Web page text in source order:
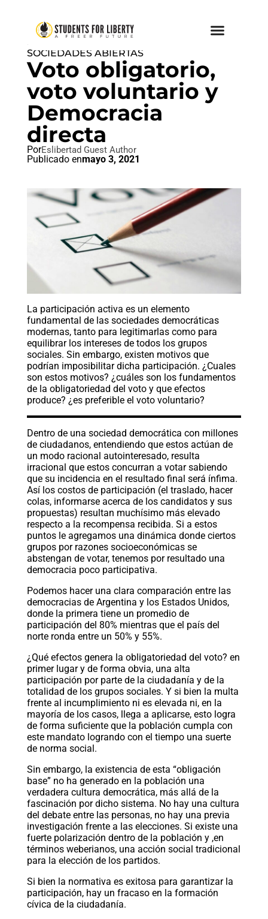
PAZ AMOR Y LIBERTAD
SOCIEDADES ABIERTAS
Voto obligatorio,
voto voluntario y
Democracia
directa
PorEslibertad Guest Author
Publicado enmayo 3, 2021
La participación activa es un elemento
fundamental de las sociedades democráticas
modernas, tanto para legitimarlas como para
equilibrar los intereses de todos los grupos
sociales. Sin embargo, existen motivos que
podrían imposibilitar dicha participación. ¿Cuales
son estos motivos? ¿cuáles son los fundamentos
de la obligatoriedad del voto y que efectos
produce? ¿es preferible el voto voluntario?
Dentro de una sociedad democrática con millones
de ciudadanos, entendiendo que estos actúan de
un modo racional autointeresado, resulta
irracional que estos concurran a votar sabiendo
que su incidencia en el resultado final será ínfima.
Así los costos de participación (el traslado, hacer
colas, informarse acerca de los candidatos y sus
propuestas) resultan muchísimo más elevado
respecto a la recompensa recibida. Si a estos
puntos le agregamos una dinámica donde ciertos
grupos por razones socioeconómicas se
abstengan de votar, tenemos por resultado una
democracia poco participativa.
Podemos hacer una clara comparación entre las
democracias de Argentina y los Estados Unidos,
donde la primera tiene un promedio de
participación del 80% mientras que el país del
norte ronda entre un 50% y 55%.
¿Qué efectos genera la obligatoriedad del voto? en
primer lugar y de forma obvia, una alta
participación por parte de la ciudadanía y de la
totalidad de los grupos sociales. Y si bien la multa
frente al incumplimiento ni es elevada ni, en la
mayoría de los casos, llega a aplicarse, esto logra
de forma suficiente que la población cumpla con
este mandato logrando con el tiempo una suerte
de norma social.
Sin embargo, la existencia de esta “obligación
base” no ha generado en la población una
verdadera cultura democrática, más allá de la
fascinación por dicho sistema. No hay una cultura
del debate entre las personas, no hay una previa
investigación frente a las elecciones. Si existe una
fuerte polarización dentro de la población y ,en
términos weberianos, una acción social tradicional
para la elección de los partidos.
Si bien la normativa es exitosa para garantizar la
participación, hay un fracaso en la formación
cívica de la ciudadanía.